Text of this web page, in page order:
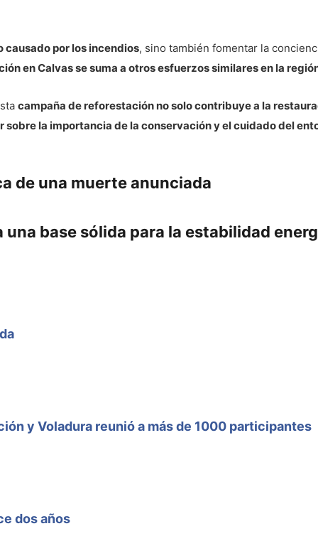
causado por los incendios, sino también fomentar la
en Calvas se suma a otros esfuerzos similares en la
campaña de reforestación no solo contribuye a la
la importancia de la conservación y el cuidado del
de una muerte anunciada
base sólida para la estabilidad
y Voladura reunió a más de 1000 participantes
dos años